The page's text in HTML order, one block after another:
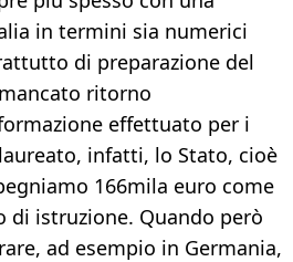
in termini sia numerici
di preparazione del
ritorno
effettuato per i
infatti, lo Stato, cioè
166mila euro come
di istruzione. Quando però
ad esempio in Germania,